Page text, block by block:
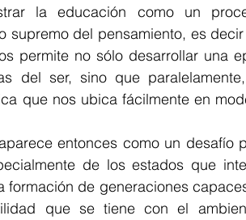
la educación como un
supremo del pensamiento, es
permite no sólo desarrollar una
del ser, sino que
que nos ubica fácilmente en
entonces como un desafío
de los estados que
formación de generaciones
que se tiene con el